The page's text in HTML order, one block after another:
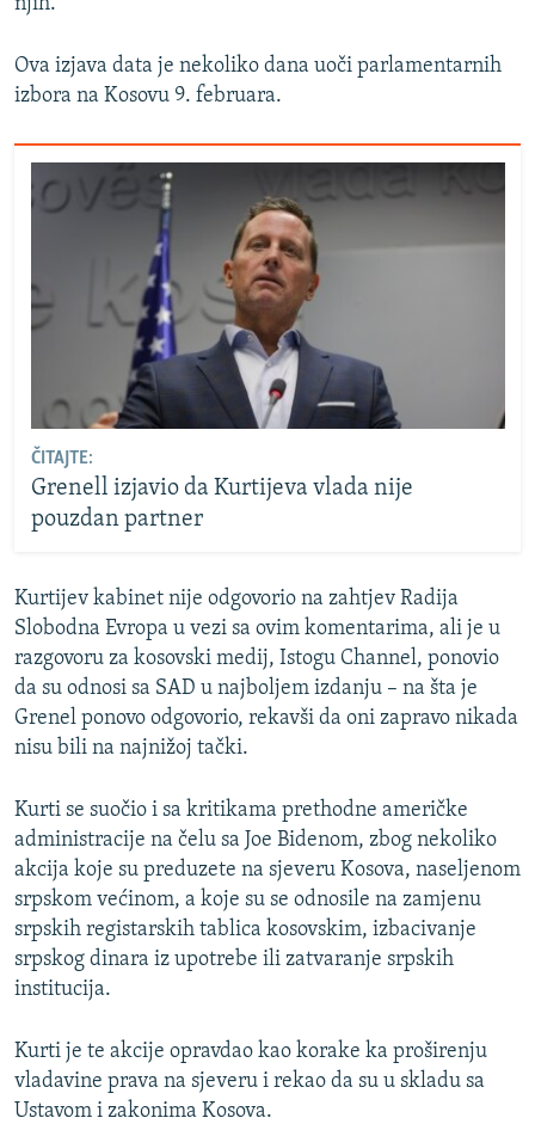
njih.
Ova izjava data je nekoliko dana uoči parlamentarnih
izbora na Kosovu 9. februara.
ČITAJTE:
Grenell izjavio da Kurtijeva vlada nije
pouzdan partner
Kurtijev kabinet nije odgovorio na zahtjev Radija
Slobodna Evropa u vezi sa ovim komentarima, ali je u
razgovoru za kosovski medij, Istogu Channel, ponovio
da su odnosi sa SAD u najboljem izdanju – na šta je
Grenel ponovo odgovorio, rekavši da oni zapravo nikada
nisu bili na najnižoj tački.
Kurti se suočio i sa kritikama prethodne američke
administracije na čelu sa Joe Bidenom, zbog nekoliko
akcija koje su preduzete na sjeveru Kosova, naseljenom
srpskom većinom, a koje su se odnosile na zamjenu
srpskih registarskih tablica kosovskim, izbacivanje
srpskog dinara iz upotrebe ili zatvaranje srpskih
institucija.
Kurti je te akcije opravdao kao korake ka proširenju
vladavine prava na sjeveru i rekao da su u skladu sa
Ustavom i zakonima Kosova.